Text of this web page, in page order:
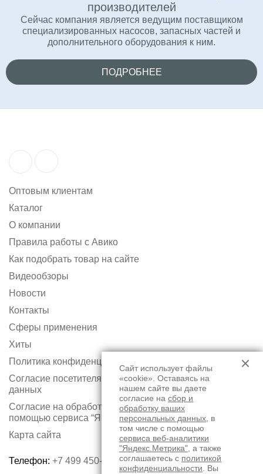
производителей
Сейчас компания является ведущим поставщиком
специализированных насосов, запасных частей и
дополнительного оборудования к ним.
ПОДРОБНЕЕ
Оптовым клиентам
Каталог
О компании
Правила работы с Авико
Как подобрать товар на сайте
Видеообзоры
Новости
Контакты
Сферы применения
Хиты
Политика конфиденциальности
Согласие посетителя сайта на обработку персональных
данных
Согласие на обработку персональных данных с
помощью сервиса “Яндекс.Метрика”
Карта сайта
Телефон: +7 499 450-75-50
Сайт использует файлы
«cookie». Оставаясь на
нашем сайте вы даете
согласие на сбор и
обработку ваших
персональных данных , в
том числе с помощью
сервиса веб-аналитики
"Яндекс.Метрика" , а также
соглашаетесь с политикой
конфиденциальности . Вы